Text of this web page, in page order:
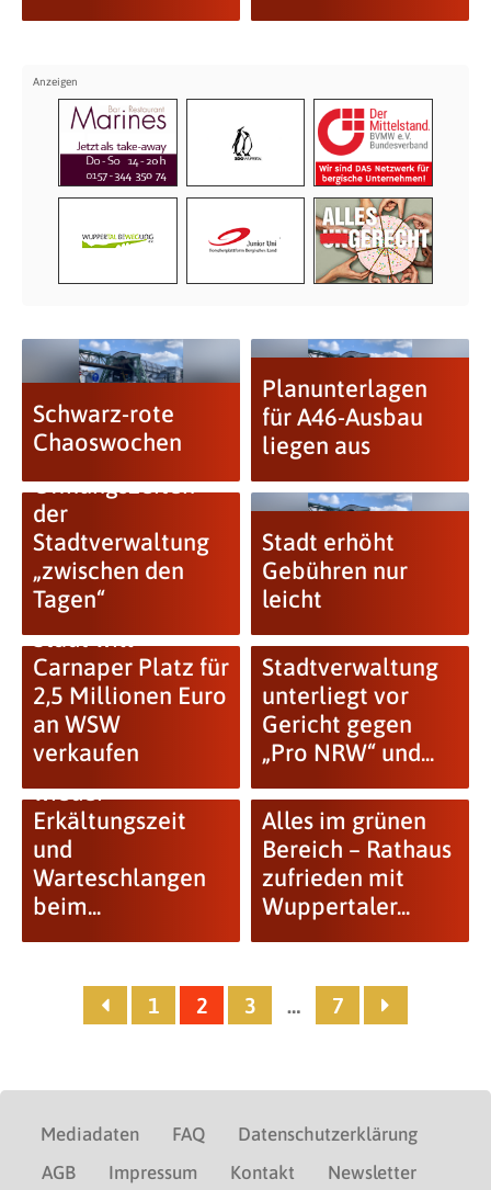
Schwarz-rote
Chaoswochen
Planunterlagen
für A46-Ausbau
liegen aus
Öffnungszeiten
der
Stadtverwaltung
„zwischen den
Tagen“
Stadt erhöht
Gebühren nur
leicht
Stadt will
Carnaper Platz für
2,5 Millionen Euro
an WSW
verkaufen
Stadtverwaltung
unterliegt vor
Gericht gegen
„Pro NRW“ und...
GRÜNE: Bald
wieder
Erkältungszeit
und
Warteschlangen
beim...
Alles im grünen
Bereich – Rathaus
zufrieden mit
Wuppertaler...
1 2 3 … 7
Mediadaten FAQ
Datenschutzerklärung
AGB
Impressum Kontakt Newsletter